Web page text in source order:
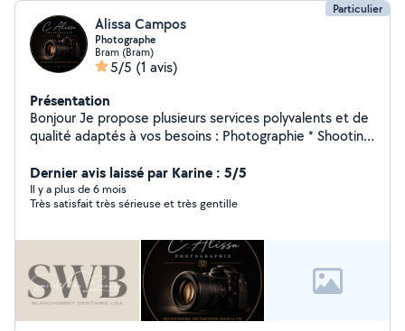
Particulier
Alissa Campos
Photographe
Bram (Bram)
5/5 (1 avis)
Présentation
Bonjour Je propose plusieurs services polyvalents et de
qualité adaptés à vos besoins : Photographie * Shooting
soignées pour un rendu professionnel Blanchiment
dentaire esthétique * Résultat naturel et éclatant *
Prestation réalisée avec sérieux et hygiène Création
personnalisés * Identité visuelle pour entreprises,
associations ou projets Je suis quelqu'un de sérieuse,
créatif et à l'écoute de vos attentes afin de vous
garantir un résultat qui vous correspond parfaitement.
Disponible et réactif, je peux me déplacer selon le
Dernier avis laissé par Karine : 5/5
Il y a plus de 6 mois
Très satisfait très sérieuse et très gentille